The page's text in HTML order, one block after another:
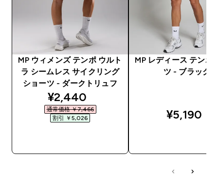
MP ウィメンズ テンポ ウルト
ラ シームレス サイクリング
ショーツ - ダークトリュフ
discounted price
¥2,440‎
通常価格 ￥7,466‎
割引 ￥5,026‎
MP レディース テンポ
ツ - ブラック
¥5,190‎